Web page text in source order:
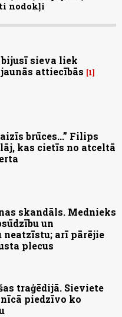
nodokļi
sieva liek
attiecībās
1
brūces...” Filips
kas cietīs no atceltā
skandāls. Mednieks
un
neatzīstu; arī pārējie
plecus
traģēdijā. Sieviete
piedzīvo ko